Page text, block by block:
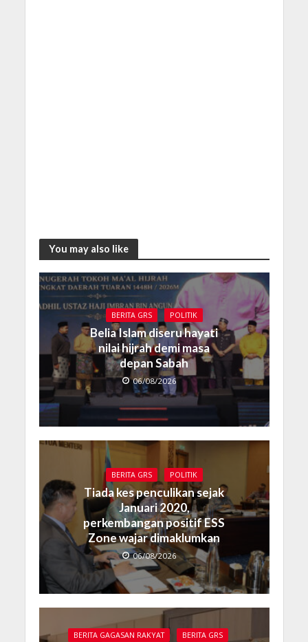
You may also like
BERITA GRS POLITIK
Belia Islam diseru hayati
nilai hijrah demi masa
depan Sabah
06/08/2026
BERITA GRS POLITIK
Tiada kes penculikan sejak
Januari 2020,
perkembangan positif ESS
Zone wajar dimaklumkan
06/08/2026
BERITA GAGASAN RAKYAT
BERITA GRS